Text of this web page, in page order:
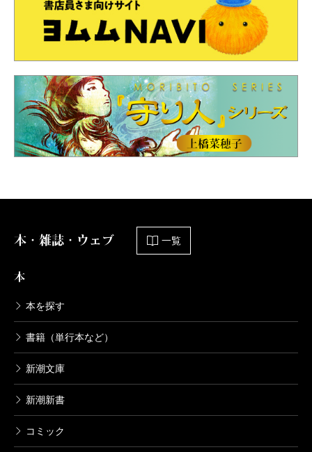
本・雑誌・ウェブ 一覧
本
本を探す
書籍（単行本など）
新潮文庫
新潮新書
コミック